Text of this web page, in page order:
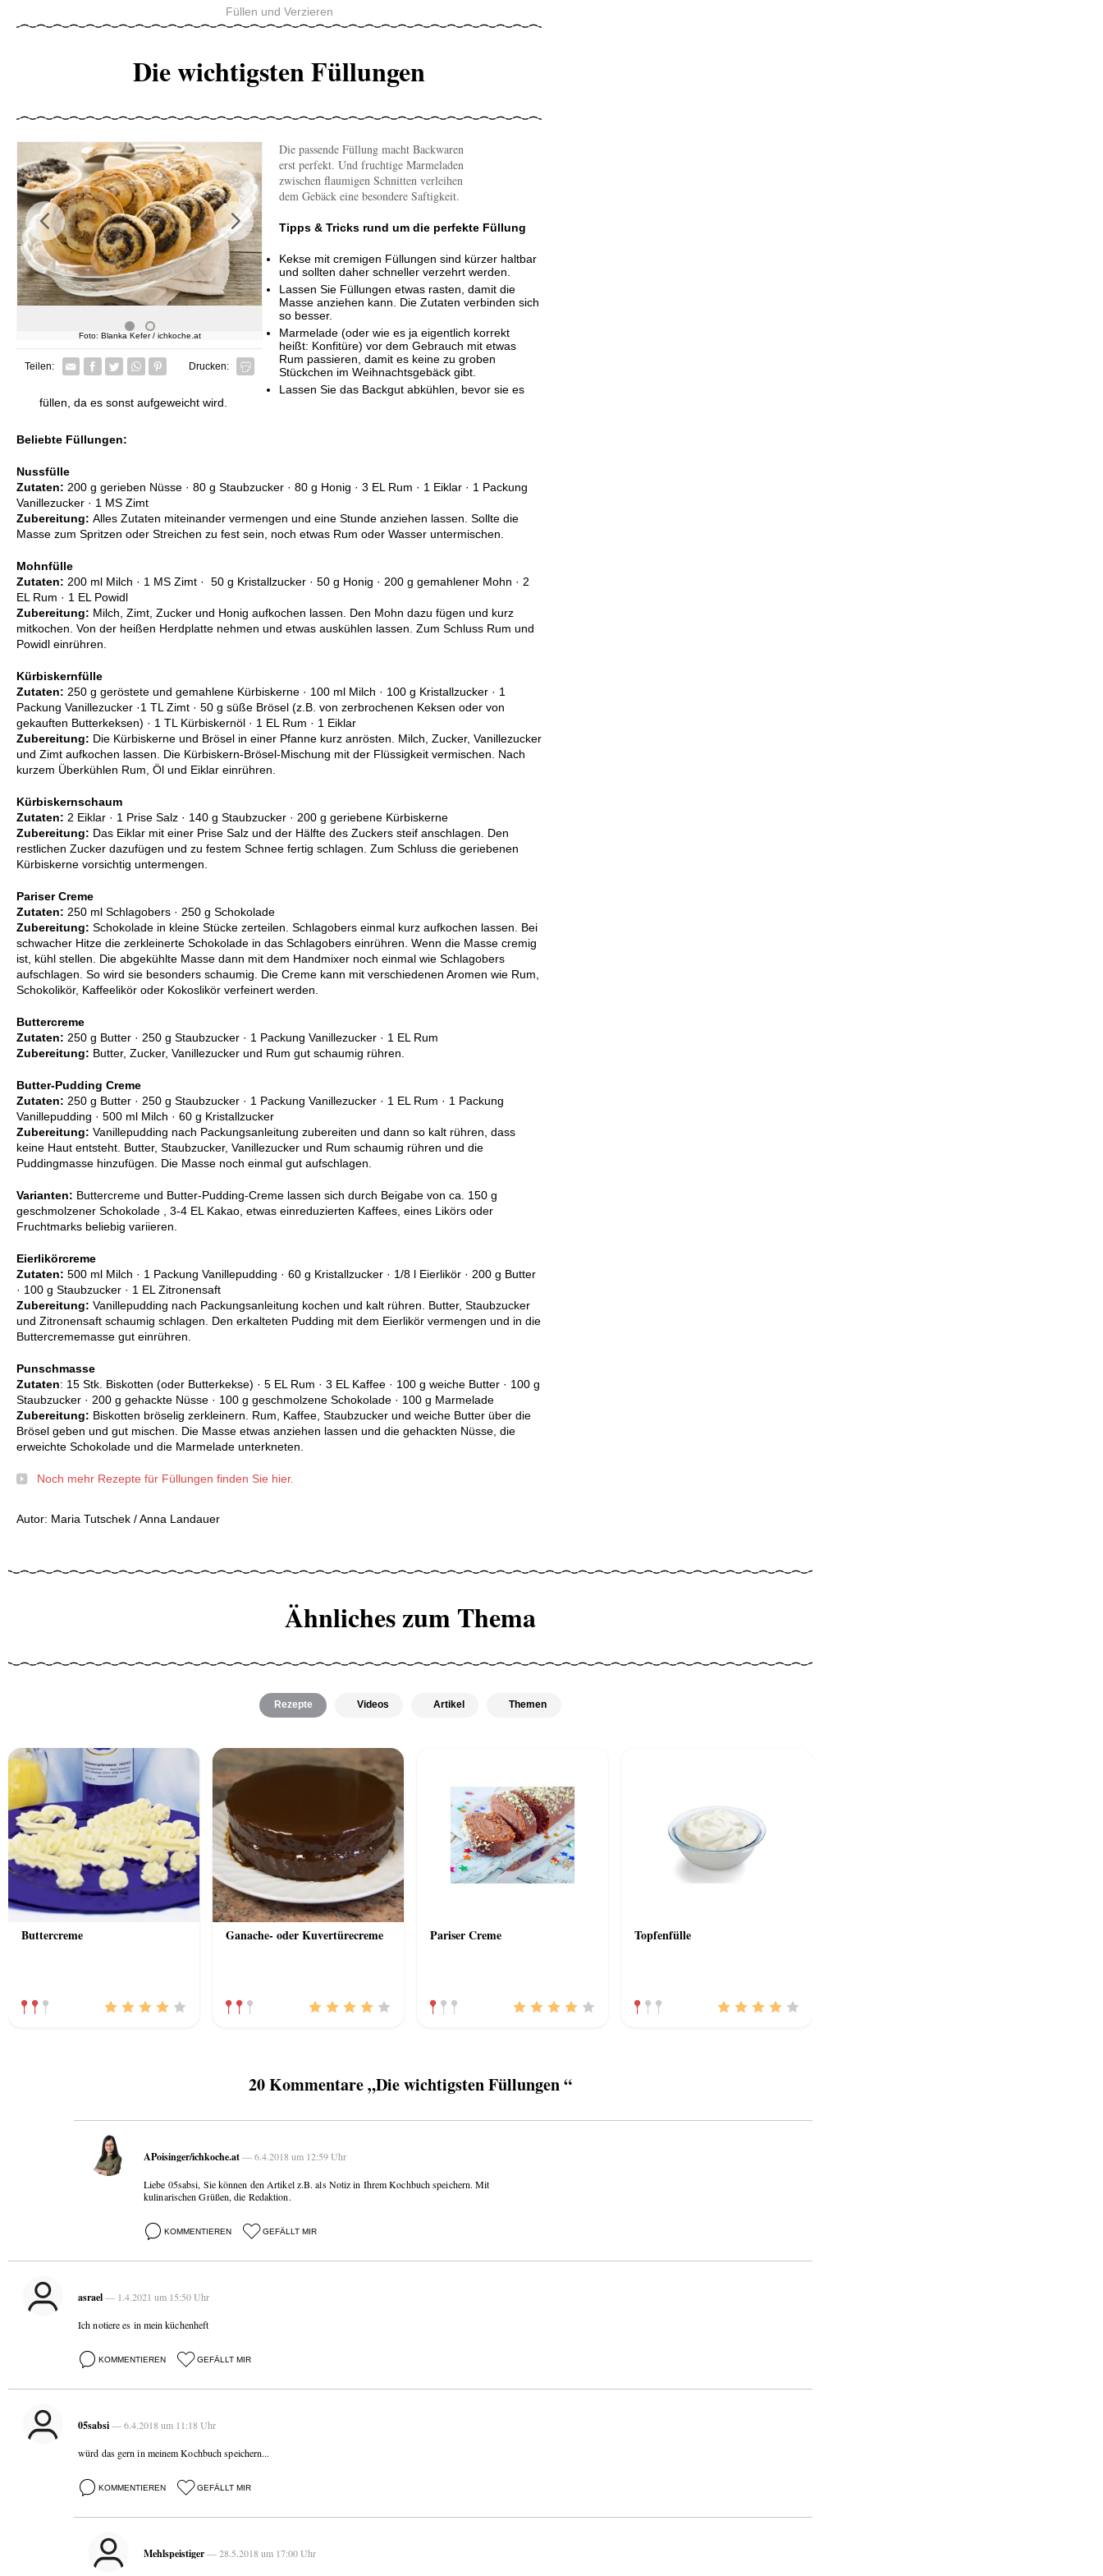
Füllen und Verzieren
Die wichtigsten Füllungen
Foto: Blanka Kefer / ichkoche.at Foto: Quade - Fotolia.com
Foto: Blanka Kefer / ichkoche.at
Next
Previous
Teilen: Facebook
TwitterWhatsapp senden
Pin it Drucken:
Die passende Füllung macht Backwaren
erst perfekt. Und fruchtige Marmeladen
zwischen flaumigen Schnitten verleihen
dem Gebäck eine besondere Saftigkeit.
Tipps & Tricks rund um die perfekte Füllung
Kekse mit cremigen Füllungen sind kürzer haltbar
und sollten daher schneller verzehrt werden.
Lassen Sie Füllungen etwas rasten, damit die
Masse anziehen kann. Die Zutaten verbinden sich
so besser.
Marmelade (oder wie es ja eigentlich korrekt
heißt: Konfitüre) vor dem Gebrauch mit etwas
Rum passieren, damit es keine zu groben
Stückchen im Weihnachtsgebäck gibt.
Lassen Sie das Backgut abkühlen, bevor sie es
füllen, da es sonst aufgeweicht wird.
Beliebte Füllungen:
Nussfülle
Zutaten: 200 g gerieben Nüsse · 80 g Staubzucker · 80 g Honig · 3 EL Rum · 1 Eiklar · 1 Packung
Vanillezucker · 1 MS Zimt
Zubereitung: Alles Zutaten miteinander vermengen und eine Stunde anziehen lassen. Sollte die
Masse zum Spritzen oder Streichen zu fest sein, noch etwas Rum oder Wasser untermischen.
Mohnfülle
Zutaten: 200 ml Milch · 1 MS Zimt · 50 g Kristallzucker · 50 g Honig · 200 g gemahlener Mohn · 2
EL Rum · 1 EL Powidl
Zubereitung: Milch, Zimt, Zucker und Honig aufkochen lassen. Den Mohn dazu fügen und kurz
mitkochen. Von der heißen Herdplatte nehmen und etwas auskühlen lassen. Zum Schluss Rum und
Powidl einrühren.
Kürbiskernfülle
Zutaten: 250 g geröstete und gemahlene Kürbiskerne · 100 ml Milch · 100 g Kristallzucker · 1
Packung Vanillezucker ·1 TL Zimt · 50 g süße Brösel (z.B. von zerbrochenen Keksen oder von
gekauften Butterkeksen) · 1 TL Kürbiskernöl · 1 EL Rum · 1 Eiklar
Zubereitung: Die Kürbiskerne und Brösel in einer Pfanne kurz anrösten. Milch, Zucker, Vanillezucker
und Zimt aufkochen lassen. Die Kürbiskern-Brösel-Mischung mit der Flüssigkeit vermischen. Nach
kurzem Überkühlen Rum, Öl und Eiklar einrühren.
Kürbiskernschaum
Zutaten: 2 Eiklar · 1 Prise Salz · 140 g Staubzucker · 200 g geriebene Kürbiskerne
Zubereitung: Das Eiklar mit einer Prise Salz und der Hälfte des Zuckers steif anschlagen. Den
restlichen Zucker dazufügen und zu festem Schnee fertig schlagen. Zum Schluss die geriebenen
Kürbiskerne vorsichtig untermengen.
Pariser Creme
Zutaten: 250 ml Schlagobers · 250 g Schokolade
Zubereitung: Schokolade in kleine Stücke zerteilen. Schlagobers einmal kurz aufkochen lassen. Bei
schwacher Hitze die zerkleinerte Schokolade in das Schlagobers einrühren. Wenn die Masse cremig
ist, kühl stellen. Die abgekühlte Masse dann mit dem Handmixer noch einmal wie Schlagobers
aufschlagen. So wird sie besonders schaumig. Die Creme kann mit verschiedenen Aromen wie Rum,
Schokolikör, Kaffeelikör oder Kokoslikör verfeinert werden.
Buttercreme
Zutaten: 250 g Butter · 250 g Staubzucker · 1 Packung Vanillezucker · 1 EL Rum
Zubereitung: Butter, Zucker, Vanillezucker und Rum gut schaumig rühren.
Butter-Pudding Creme
Zutaten: 250 g Butter · 250 g Staubzucker · 1 Packung Vanillezucker · 1 EL Rum · 1 Packung
Vanillepudding · 500 ml Milch · 60 g Kristallzucker
Zubereitung: Vanillepudding nach Packungsanleitung zubereiten und dann so kalt rühren, dass
keine Haut entsteht. Butter, Staubzucker, Vanillezucker und Rum schaumig rühren und die
Puddingmasse hinzufügen. Die Masse noch einmal gut aufschlagen.
Varianten: Buttercreme und Butter-Pudding-Creme lassen sich durch Beigabe von ca. 150 g
geschmolzener Schokolade , 3-4 EL Kakao, etwas einreduzierten Kaffees, eines Likörs oder
Fruchtmarks beliebig variieren.
Eierlikörcreme
Zutaten: 500 ml Milch · 1 Packung Vanillepudding · 60 g Kristallzucker · 1/8 l Eierlikör · 200 g Butter
· 100 g Staubzucker · 1 EL Zitronensaft
Zubereitung: Vanillepudding nach Packungsanleitung kochen und kalt rühren. Butter, Staubzucker
und Zitronensaft schaumig schlagen. Den erkalteten Pudding mit dem Eierlikör vermengen und in die
Buttercrememasse gut einrühren.
Punschmasse
Zutaten: 15 Stk. Biskotten (oder Butterkekse) · 5 EL Rum · 3 EL Kaffee · 100 g weiche Butter · 100 g
Staubzucker · 200 g gehackte Nüsse · 100 g geschmolzene Schokolade · 100 g Marmelade
Zubereitung: Biskotten bröselig zerkleinern. Rum, Kaffee, Staubzucker und weiche Butter über die
Brösel geben und gut mischen. Die Masse etwas anziehen lassen und die gehackten Nüsse, die
erweichte Schokolade und die Marmelade unterkneten.
Noch mehr Rezepte für Füllungen finden Sie hier.
Autor: Maria Tutschek / Anna Landauer
Ähnliches zum Thema
Rezepte Videos Artikel Themen
Buttercreme Ganache- oder Kuvertürecreme Pariser Creme Topfenfülle
20 Kommentare „Die wichtigsten Füllungen “
APoisinger/ichkoche.at— 6.4.2018 um 12:59 Uhr
Liebe 05sabsi, Sie können den Artikel z.B. als Notiz in Ihrem Kochbuch speichern. Mit
kulinarischen Grüßen, die Redaktion.
KOMMENTIEREN GEFÄLLT MIR
asrael— 1.4.2021 um 15:50 Uhr
Ich notiere es in mein küchenheft
KOMMENTIEREN GEFÄLLT MIR
05sabsi— 6.4.2018 um 11:18 Uhr
würd das gern in meinem Kochbuch speichern...
KOMMENTIEREN GEFÄLLT MIR
Mehlspeistiger— 28.5.2018 um 17:00 Uhr